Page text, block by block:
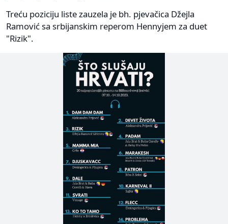
Treću poziciju liste zauzela je bh. pjevačica Džejla
Ramović sa srbijanskim reperom Hennyjem za duet
"Rizik".